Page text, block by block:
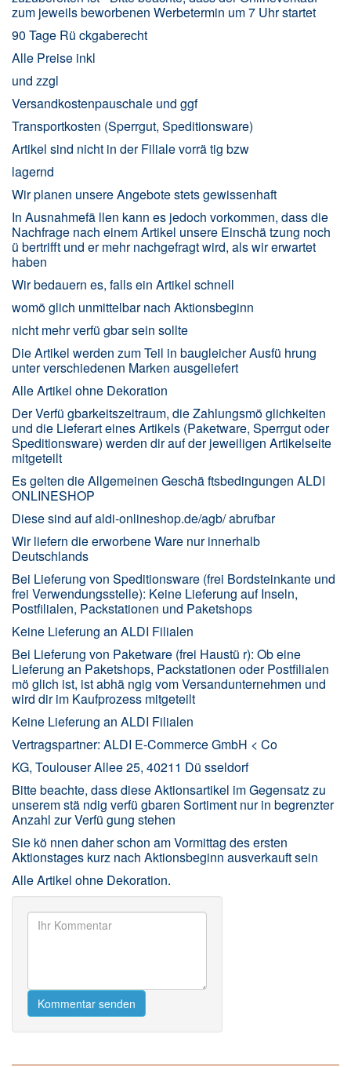
zum jeweils beworbenen Werbetermin um 7 Uhr startet
90 Tage Rü ckgaberecht
Alle Preise inkl
und zzgl
Versandkostenpauschale und ggf
Transportkosten (Sperrgut, Speditionsware)
Artikel sind nicht in der Filiale vorrä tig bzw
lagernd
Wir planen unsere Angebote stets gewissenhaft
In Ausnahmefä llen kann es jedoch vorkommen, dass die
Nachfrage nach einem Artikel unsere Einschä tzung noch
ü bertrifft und er mehr nachgefragt wird, als wir erwartet
haben
Wir bedauern es, falls ein Artikel schnell
womö glich unmittelbar nach Aktionsbeginn
nicht mehr verfü gbar sein sollte
Die Artikel werden zum Teil in baugleicher Ausfü hrung
unter verschiedenen Marken ausgeliefert
Alle Artikel ohne Dekoration
Der Verfü gbarkeitszeitraum, die Zahlungsmö glichkeiten
und die Lieferart eines Artikels (Paketware, Sperrgut oder
Speditionsware) werden dir auf der jeweiligen Artikelseite
mitgeteilt
Es gelten die Allgemeinen Geschä ftsbedingungen ALDI
ONLINESHOP
Diese sind auf aldi-onlineshop.de/agb/ abrufbar
Wir liefern die erworbene Ware nur innerhalb
Deutschlands
Bei Lieferung von Speditionsware (frei Bordsteinkante und
frei Verwendungsstelle): Keine Lieferung auf Inseln,
Postfilialen, Packstationen und Paketshops
Keine Lieferung an ALDI Filialen
Bei Lieferung von Paketware (frei Haustü r): Ob eine
Lieferung an Paketshops, Packstationen oder Postfilialen
mö glich ist, ist abhä ngig vom Versandunternehmen und
wird dir im Kaufprozess mitgeteilt
Keine Lieferung an ALDI Filialen
Vertragspartner: ALDI E-Commerce GmbH < Co
KG, Toulouser Allee 25, 40211 Dü sseldorf
Bitte beachte, dass diese Aktionsartikel im Gegensatz zu
unserem stä ndig verfü gbaren Sortiment nur in begrenzter
Anzahl zur Verfü gung stehen
Sie kö nnen daher schon am Vormittag des ersten
Aktionstages kurz nach Aktionsbeginn ausverkauft sein
Alle Artikel ohne Dekoration.
Kommentar senden